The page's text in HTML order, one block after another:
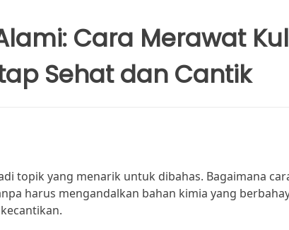
Cara Merawat
Sehat dan Cantik
topik yang menarik untuk dibahas. Bagaimana
harus mengandalkan bahan kimia yang